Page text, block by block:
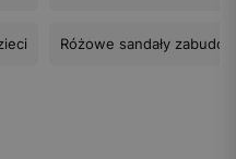
Różowe sandały